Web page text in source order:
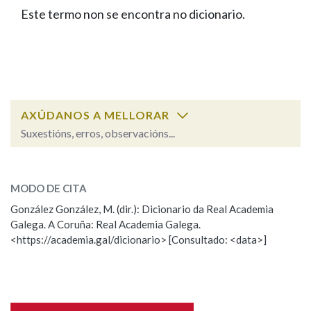
FIGURAS HOMENAXEADAS
PORTAL DAS PALABRAS
Facebook
TwitterYoutubeInstagram
Bluesky
BUSCAR NOS LEMAS
Remata por
BUSCAR NO CONTIDO
Nas definicións
Este termo non se encontra no dicionario.
AXÚDANOS A MELLORAR
Suxestións, erros, observacións...
Observación
Nome
MODO DE CITA
González González, M. (dir.): Dicionario da Real Academia
Galega. A Coruña: Real Academia Galega.
<https://academia.gal/dicionario> [Consultado: <data>]